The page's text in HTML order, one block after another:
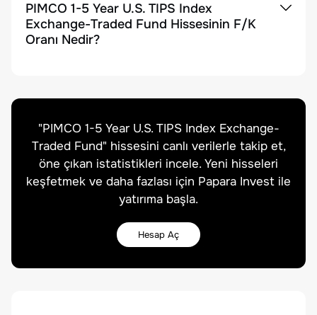
PIMCO 1-5 Year U.S. TIPS Index
Exchange-Traded Fund Hissesinin F/K
Oranı Nedir?
"PIMCO 1-5 Year U.S. TIPS Index Exchange-
Traded Fund" hissesini canlı verilerle takip et,
öne çıkan istatistikleri incele. Yeni hisseleri
keşfetmek ve daha fazlası için Papara Invest ile
yatırıma başla.
Hesap Aç